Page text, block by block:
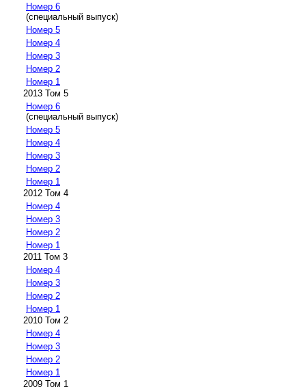
Номер 6
(специальный выпуск)
Номер 5
Номер 4
Номер 3
Номер 2
Номер 1
2013 Том 5
Номер 6
(специальный выпуск)
Номер 5
Номер 4
Номер 3
Номер 2
Номер 1
2012 Том 4
Номер 4
Номер 3
Номер 2
Номер 1
2011 Том 3
Номер 4
Номер 3
Номер 2
Номер 1
2010 Том 2
Номер 4
Номер 3
Номер 2
Номер 1
2009 Том 1